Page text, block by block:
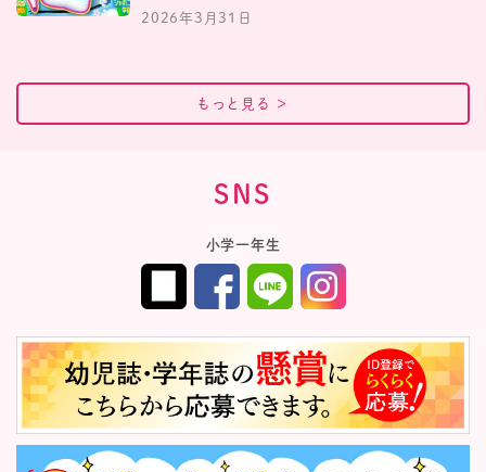
2026年3月31日
もっと見る ＞
SNS
小学一年生